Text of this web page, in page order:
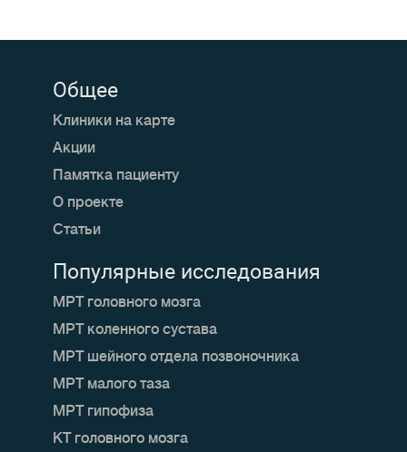
Общее
Клиники на карте
Акции
Памятка пациенту
О проекте
Статьи
Популярные исследования
МРТ головного мозга
МРТ коленного сустава
МРТ шейного отдела позвоночника
МРТ малого таза
МРТ гипофиза
КТ головного мозга